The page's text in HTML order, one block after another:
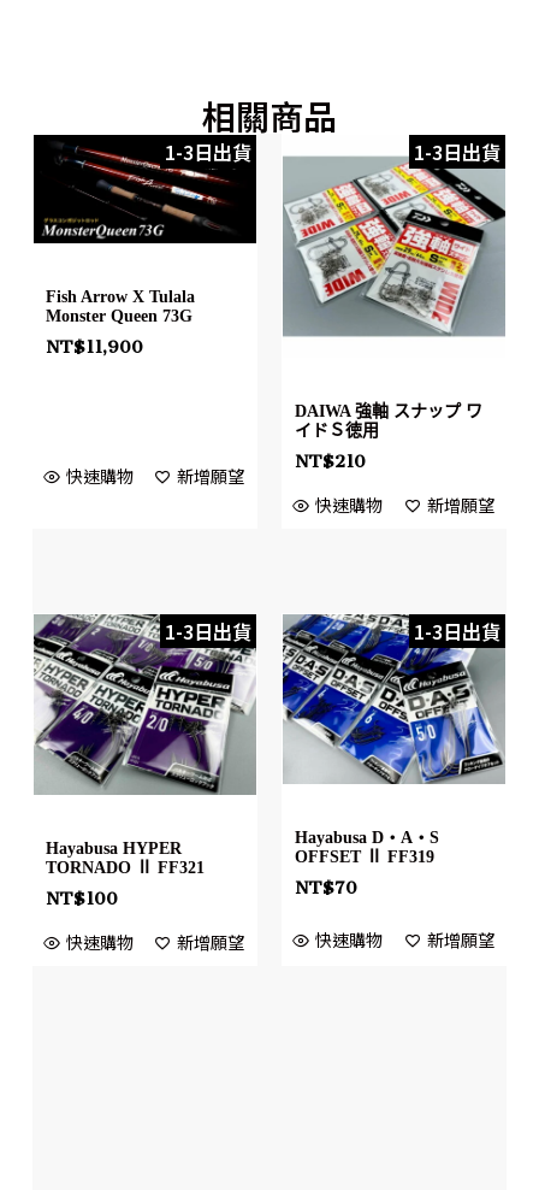
相關商品
1-3日出貨
Fish Arrow X Tulala
Monster Queen 73G
NT$11,900
快速購物 新增願望
1-3日出貨
DAIWA 強軸 スナップ ワ
イドＳ徳用
NT$210
快速購物 新增願望
1-3日出貨
Hayabusa HYPER
TORNADO Ⅱ FF321
NT$100
快速購物 新增願望
1-3日出貨
Hayabusa D・A・S
OFFSET Ⅱ FF319
NT$70
快速購物 新增願望